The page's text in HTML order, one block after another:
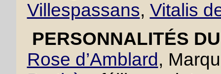
Villespassans, Vitalis
PERSONNALITÉS
Rose d’Amblard ,